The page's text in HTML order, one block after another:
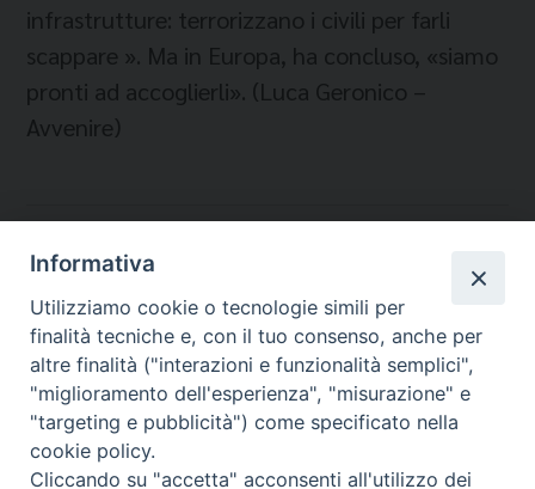
infrastrutture: terrorizzano i civili per farli
scappare ». Ma in Europa, ha concluso, «siamo
pronti ad accoglierli». (Luca Geronico –
Avvenire)
Temi:
PROFUGHI UCRAINI
UCRAINA
UNIONE EUROPEA
Informativa
Utilizziamo cookie o tecnologie simili per
finalità tecniche e, con il tuo consenso, anche per
altre finalità ("interazioni e funzionalità semplici",
"miglioramento dell'esperienza", "misurazione" e
"targeting e pubblicità") come specificato nella
cookie policy.
Cliccando su "accetta" acconsenti all'utilizzo dei